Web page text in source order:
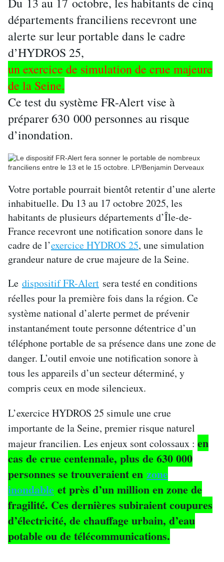
départements franciliens recevront une
alerte sur leur portable dans le cadre
d’HYDROS 25,
un exercice de simulation de crue majeure
de la Seine.
Ce test du système FR-Alert vise à
préparer 630 000 personnes au risque
d’inondation.
Votre portable pourrait bientôt retentir d’une alerte
inhabituelle. Du 13 au 17 octobre 2025, les
habitants de plusieurs départements d’Île-de-
France recevront une notification sonore dans le
cadre de l’exercice HYDROS 25, une simulation
grandeur nature de crue majeure de la Seine.
Le dispositif FR-Alert sera testé en conditions
réelles pour la première fois dans la région. Ce
système national d’alerte permet de prévenir
instantanément toute personne détentrice d’un
téléphone portable de sa présence dans une zone de
danger. L’outil envoie une notification sonore à
tous les appareils d’un secteur déterminé, y
compris ceux en mode silencieux.
L’exercice HYDROS 25 simule une crue
importante de la Seine, premier risque naturel
majeur francilien. Les enjeux sont colossaux : en
cas de crue centennale, plus de 630 000
personnes se trouveraient en zone
inondable et près d’un million en zone de
fragilité. Ces dernières subiraient coupures
d’électricité, de chauffage urbain, d’eau
potable ou de télécommunications.